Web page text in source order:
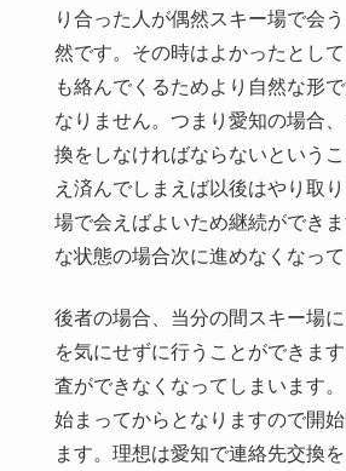
り合った人が偶然スキー場で会
然です。その時はよかったとし
も絡んでくるためより自然な形
なりません。つまり愛知の場合
換をしなければならないという
え済んでしまえば以後はやり取
場で会えばよいため継続ができ
な状態の場合次に進めなくなって
後者の場合、当分の間スキー場
を気にせずに行うことができま
査ができなくなってしまいます
始まってからとなりますので開
ます。理想は愛知で連絡先交換